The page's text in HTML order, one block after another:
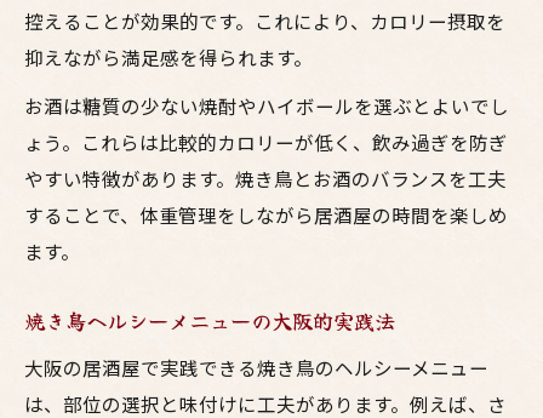
控えることが効果的です。これにより、カロリー摂取を
抑えながら満足感を得られます。
お酒は糖質の少ない焼酎やハイボールを選ぶとよいでし
ょう。これらは比較的カロリーが低く、飲み過ぎを防ぎ
やすい特徴があります。焼き鳥とお酒のバランスを工夫
することで、体重管理をしながら居酒屋の時間を楽しめ
ます。
焼き鳥ヘルシーメニューの大阪的実践法
大阪の居酒屋で実践できる焼き鳥のヘルシーメニュー
は、部位の選択と味付けに工夫があります。例えば、さ